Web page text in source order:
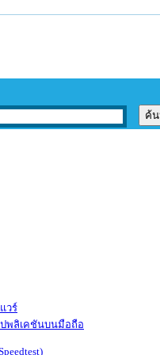
วร์
พลิเคชันบนมือถือ